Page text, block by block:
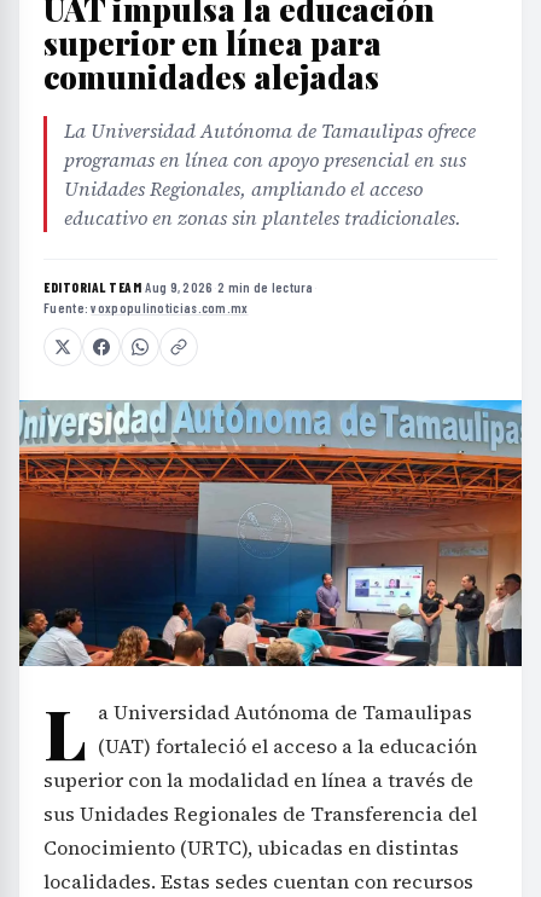
UAT impulsa la educación
superior en línea para
comunidades alejadas
La Universidad Autónoma de Tamaulipas ofrece
programas en línea con apoyo presencial en sus
Unidades Regionales, ampliando el acceso
educativo en zonas sin planteles tradicionales.
EDITORIAL TEAM·Aug 9, 2026 ·2 min de lectura ·
Fuente:voxpopulinoticias.com.mx
L a Universidad Autónoma de Tamaulipas
(UAT) fortaleció el acceso a la educación
superior con la modalidad en línea a través de
sus Unidades Regionales de Transferencia del
Conocimiento (URTC), ubicadas en distintas
localidades. Estas sedes cuentan con recursos